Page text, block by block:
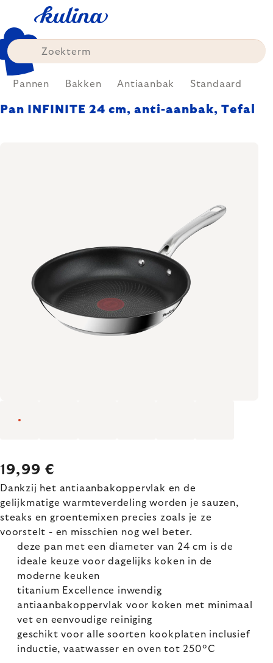
content
Pannen Bakken Antiaanbak Standaard
Pan INFINITE 24 cm, anti-aanbak, Tefal
19,99 €
Dankzij het antiaanbakoppervlak en de
gelijkmatige warmteverdeling worden je sauzen,
steaks en groentemixen precies zoals je ze
voorstelt - en misschien nog wel beter.
deze pan met een diameter van 24 cm is de
ideale keuze voor dagelijks koken in de
moderne keuken
titanium Excellence inwendig
antiaanbakoppervlak voor koken met minimaal
vet en eenvoudige reiniging
geschikt voor alle soorten kookplaten inclusief
inductie, vaatwasser en oven tot 250°C